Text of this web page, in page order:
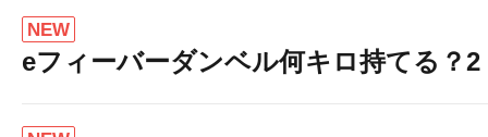
NEW
eフィーバーダンベル何キロ持てる？2